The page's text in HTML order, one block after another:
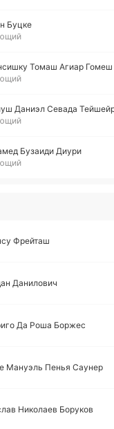
Буцке
Томаш Агиар Гомеш
Даниэл Севада
Бу­заи­ди Диури
Фрей­таш
Да­ни­ло­вич
Да Роша Боржес
Ма­нуэль Пенья Саунер
Ни­ко­лаев Бо­ру­ков